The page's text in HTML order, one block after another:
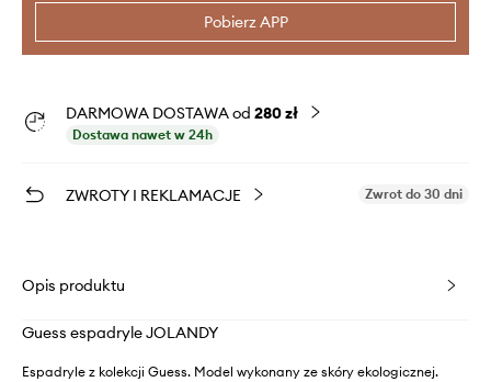
Pobierz APP
DARMOWA DOSTAWA od 280 zł
Dostawa nawet w 24h
ZWROTY I REKLAMACJE Zwrot do 30 dni
Opis produktu
Guess espadryle JOLANDY
Espadryle z kolekcji Guess. Model wykonany ze skóry ekologicznej.